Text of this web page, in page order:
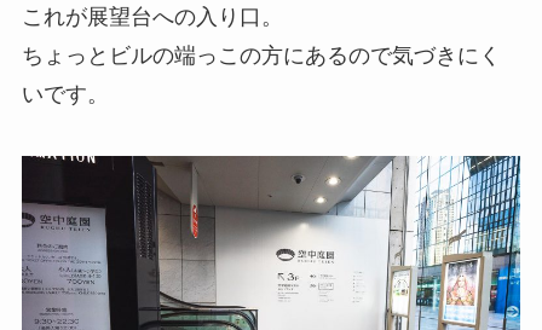
これが展望台への入り口。
ちょっとビルの端っこの方にあるので気づきにく
いです。